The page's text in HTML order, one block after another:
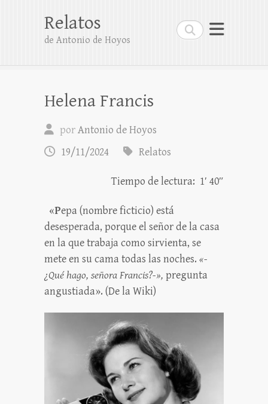
Buscar
Relatos
de Antonio de Hoyos
Helena Francis
porAntonio de Hoyos
19/11/2024
Relatos
Tiempo de lectura: 1′ 40″
«Pepa (nombre ficticio) está
desesperada, porque el señor de la casa
en la que trabaja como sirvienta, se
mete en su cama todas las noches. «-
¿Qué hago, señora Francis?-», pregunta
angustiada». (De la Wiki)